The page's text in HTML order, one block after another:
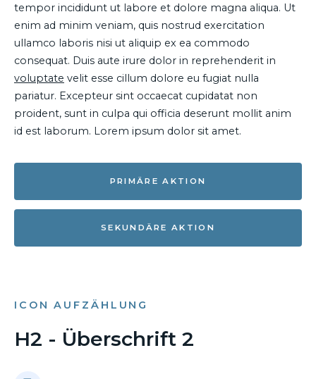
tempor incididunt ut labore et dolore magna aliqua. Ut
enim ad minim veniam, quis nostrud exercitation
ullamco laboris nisi ut aliquip ex ea commodo
consequat. Duis aute irure dolor in reprehenderit in
voluptate velit esse cillum dolore eu fugiat nulla
pariatur. Excepteur sint occaecat cupidatat non
proident, sunt in culpa qui officia deserunt mollit anim
id est laborum. Lorem ipsum dolor sit amet.
PRIMÄRE AKTION
SEKUNDÄRE AKTION
ICON AUFZÄHLUNG
H2 - Überschrift 2